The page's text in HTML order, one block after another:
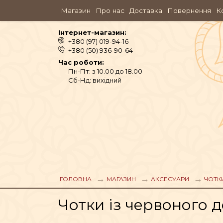
Магазин Про нас Доставка Повернення
Інтернет-магазин:
+380 (97) 019-94-16
+380 (50) 936-90-64
Час роботи:
Пн-Пт: з 10.00 до 18.00
Сб-Нд: вихідний
АРОМАМАСЛА,
ГОЛОВНА МАГАЗИН АКСЕСУАРИ
Чотки із червоного